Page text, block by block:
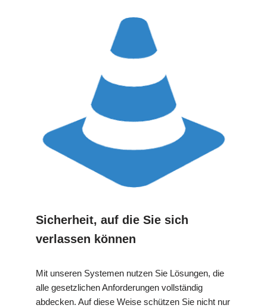
Sicherheit, auf die Sie sich
verlassen können
Mit unseren Systemen nutzen Sie Lösungen, die
alle gesetzlichen Anforderungen vollständig
abdecken. Auf diese Weise schützen Sie nicht nur